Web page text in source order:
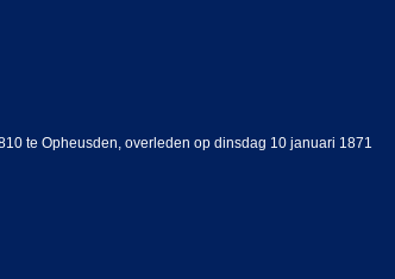
te Opheusden, overleden op dinsdag 10 januari 1871